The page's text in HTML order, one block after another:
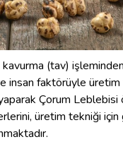
(tav)
insan faktörüyle
yaparak Çorum
üretim tekniği